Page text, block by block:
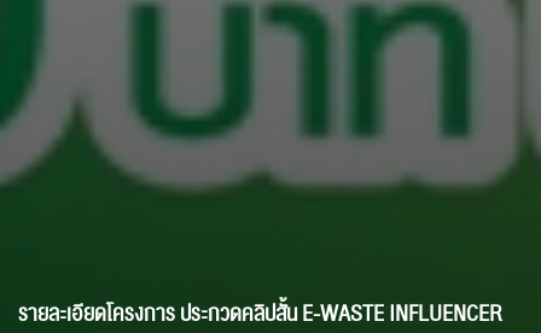
รายละเอียดโครงการ ประกวดคลิปสั้น E-WASTE INFLUENCER